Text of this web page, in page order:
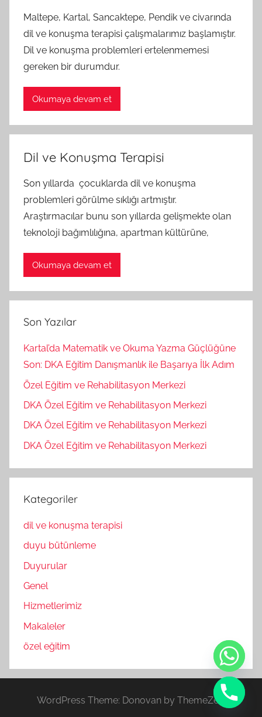
Maltepe, Kartal, Sancaktepe, Pendik ve civarında
dil ve konuşma terapisi çalışmalarımız başlamıştır.
Dil ve konuşma problemleri ertelenmemesi
gereken bir durumdur.
Okumaya devam et
Dil ve Konuşma Terapisi
Son yıllarda çocuklarda dil ve konuşma
problemleri görülme sıklığı artmıştır.
Araştırmacılar bunu son yıllarda gelişmekte olan
teknoloji bağımlılığına, apartman kültürüne,
Okumaya devam et
Son Yazılar
Kartal’da Matematik ve Okuma Yazma Güçlüğüne
Son: DKA Eğitim Danışmanlık ile Başarıya İlk Adım
Özel Eğitim ve Rehabilitasyon Merkezi
DKA Özel Eğitim ve Rehabilitasyon Merkezi
DKA Özel Eğitim ve Rehabilitasyon Merkezi
DKA Özel Eğitim ve Rehabilitasyon Merkezi
Kategoriler
dil ve konuşma terapisi
duyu bütünleme
Duyurular
Genel
Hizmetlerimiz
Makaleler
özel eğitim
WordPress Theme: Donovan by ThemeZee.